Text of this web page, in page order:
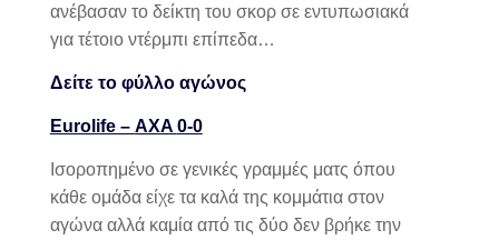
ανέβασαν το δείκτη του σκορ σε εντυπωσιακά
για τέτοιο ντέρμπι επίπεδα…
Δείτε το φύλλο αγώνος
Eurolife – AXA 0-0
Ισοροπημένο σε γενικές γραμμές ματς όπου
κάθε ομάδα είχε τα καλά της κομμάτια στον
αγώνα αλλά καμία από τις δύο δεν βρήκε την